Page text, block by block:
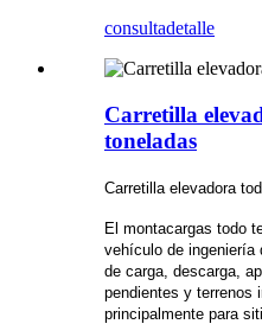
consultadetalle
Carretilla
toneladas
Carretilla elevadora
El montacargas todo
vehículo de ingeniería
de carga, descarga,
pendientes y terrenos
principalmente para